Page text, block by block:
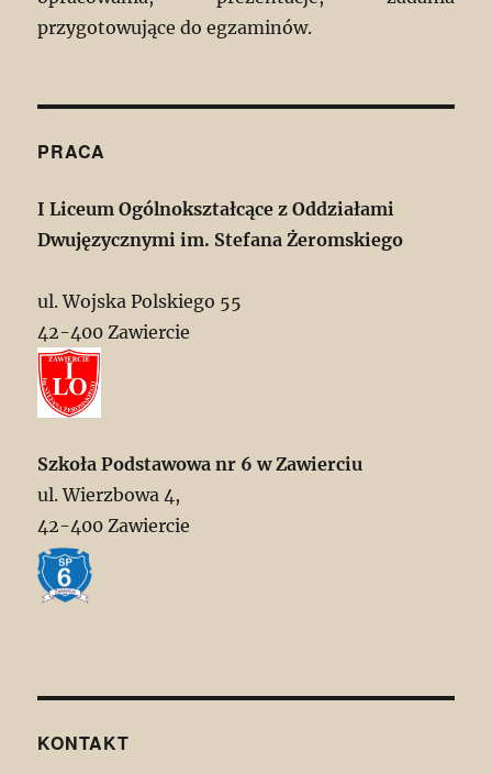
przygotowujące do egzaminów.
PRACA
I Liceum Ogólnokształcące z Oddziałami
Dwujęzycznymi im. Stefana Żeromskiego
ul. Wojska Polskiego 55
42-400 Zawiercie
Szkoła Podstawowa nr 6 w Zawierciu
ul. Wierzbowa 4,
42-400 Zawiercie
KONTAKT